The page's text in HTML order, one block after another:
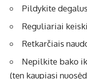
Pildykite
Reguliariai
Retkarčiais
Nepilkite bako
(ten kaupiasi